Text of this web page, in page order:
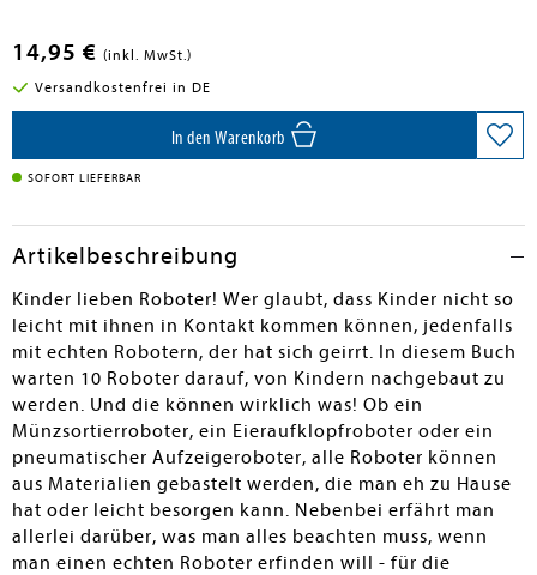
14,95 € (inkl. MwSt.)
Versandkostenfrei in DE
In den Warenkorb
SOFORT LIEFERBAR
Artikelbeschreibung
Kinder lieben Roboter! Wer glaubt, dass Kinder nicht so
leicht mit ihnen in Kontakt kommen können, jedenfalls
mit echten Robotern, der hat sich geirrt. In diesem Buch
warten 10 Roboter darauf, von Kindern nachgebaut zu
werden. Und die können wirklich was! Ob ein
Münzsortierroboter, ein Eieraufklopfroboter oder ein
pneumatischer Aufzeigeroboter, alle Roboter können
aus Materialien gebastelt werden, die man eh zu Hause
hat oder leicht besorgen kann. Nebenbei erfährt man
allerlei darüber, was man alles beachten muss, wenn
man einen echten Roboter erfinden will - für die